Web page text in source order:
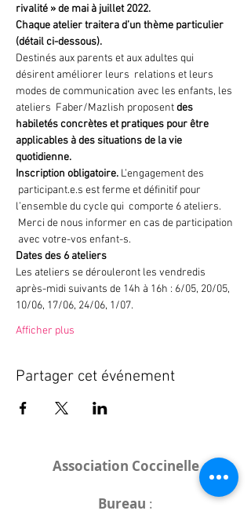
rivalité » de mai à juillet 2022.
Chaque atelier traitera d’un thème particulier
(détail ci-dessous).
Destinés aux parents et aux adultes qui
désirent améliorer leurs  relations et leurs
modes de communication avec les enfants, les
ateliers  Faber/Mazlish proposent des
habiletés concrètes et pratiques pour être
applicables à des situations de la vie
quotidienne.
Inscription obligatoire. L’engagement des
participant.e.s est ferme et définitif pour
l’ensemble du cycle qui  comporte 6 ateliers.
Merci de nous informer en cas de participation
avec votre-vos enfant-s.
Dates des 6 ateliers
Les ateliers se dérouleront les vendredis
après-midi suivants de 14h à 16h : 6/05, 20/05,
10/06, 17/06, 24/06, 1/07.
Afficher plus
Partager cet événement
Association Coccinelle
Bureau :